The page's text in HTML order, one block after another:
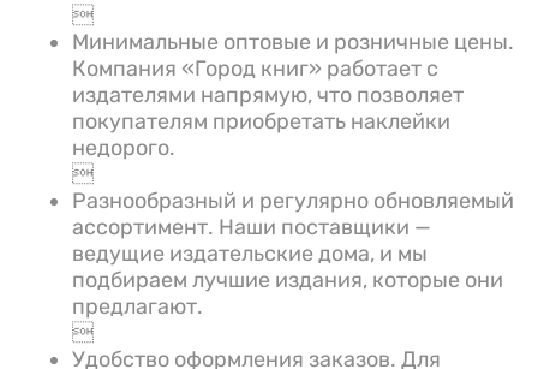

Минимальные оптовые и розничные цены.
Компания «Город книг» работает с
издателями напрямую, что позволяет
покупателям приобретать наклейки
недорого.

Разнообразный и регулярно обновляемый
ассортимент. Наши поставщики —
ведущие издательские дома, и мы
подбираем лучшие издания, которые они
предлагают.

Удобство оформления заказов. Для